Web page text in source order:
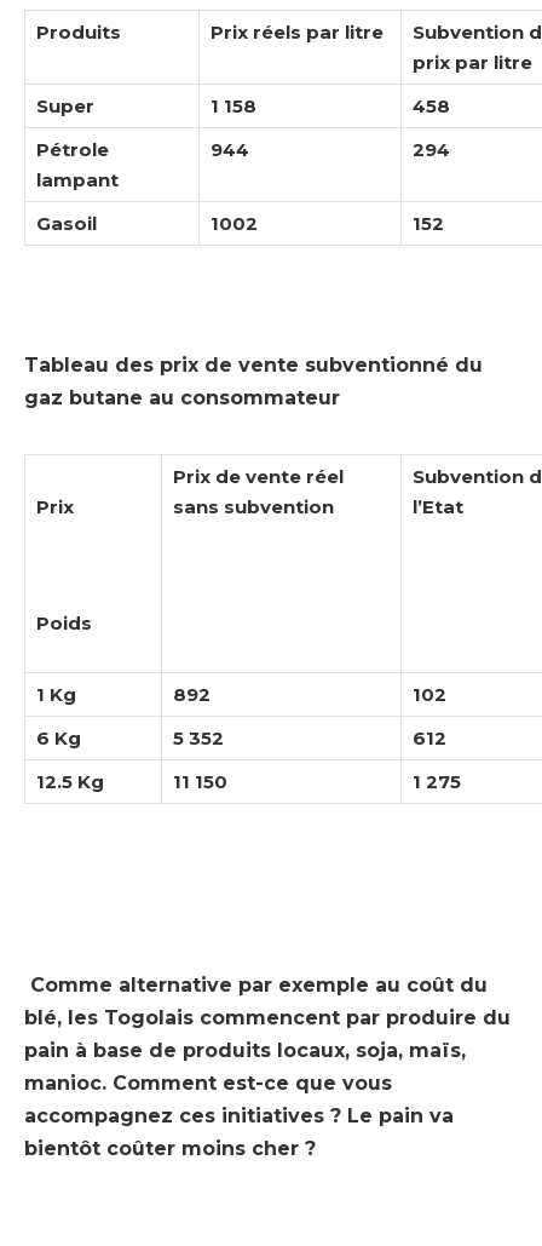
Produits Prix réels par litre
Subvention
prix par litre
Super
1 158
458
Pétrole
lampant
944 294
Gasoil 1002 152
Tableau des prix de vente subventionné du
gaz butane au consommateur
Prix
Poids
Prix de vente réel
sans subvention
Subvention
l’Etat
1 Kg 892
102
6 Kg
5 352
612
12.5 Kg
11 150 1 275
Comme alternative par exemple au coût du
blé, les Togolais commencent par produire du
pain à base de produits locaux, soja, maïs,
manioc. Comment est-ce que vous
accompagnez ces initiatives ? Le pain va
bientôt coûter moins cher ?